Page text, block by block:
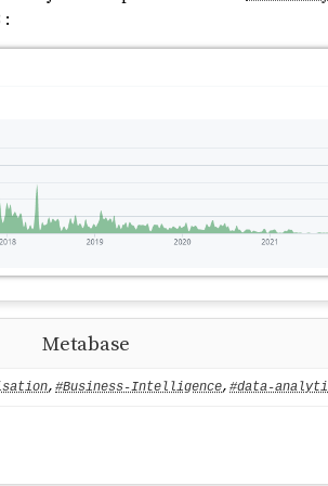
:
Metabase
, #Business-Intelligence, #data-